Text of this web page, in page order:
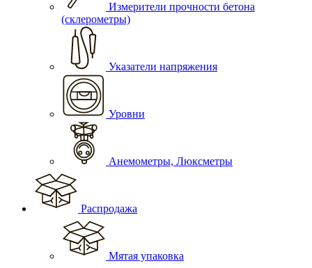
Измерители прочности бетона
(склерометры)
Указатели напряжения
Уровни
Анемометры, Люксметры
Распродажа
Мятая упаковка